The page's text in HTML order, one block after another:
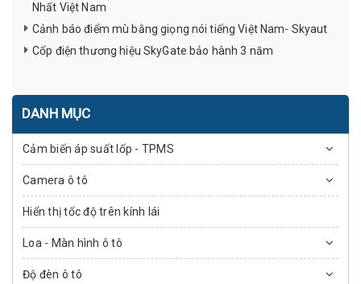
Nhất Việt Nam
Cảnh báo điểm mù bằng giọng nói tiếng Việt Nam- Skyaut
Cốp điện thương hiệu SkyGate bảo hành 3 năm
DANH MỤC
Cảm biến áp suất lốp - TPMS
Camera ô tô
Hiển thị tốc độ trên kính lái
Loa - Màn hình ô tô
Độ đèn ô tô